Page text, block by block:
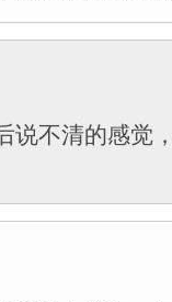
说不清的感觉